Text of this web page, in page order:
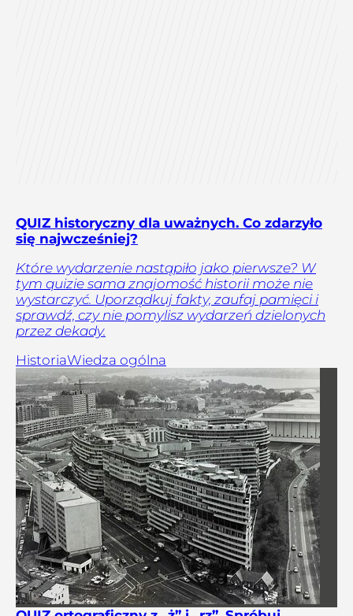
QUIZ historyczny dla uważnych. Co zdarzyło
się najwcześniej?
Które wydarzenie nastąpiło jako pierwsze? W
tym quizie sama znajomość historii może nie
wystarczyć. Uporządkuj fakty, zaufaj pamięci i
sprawdź, czy nie pomylisz wydarzeń dzielonych
przez dekady.
HistoriaWiedza ogólna